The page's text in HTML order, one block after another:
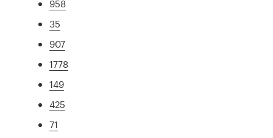
958
35
907
1778
149
425
71